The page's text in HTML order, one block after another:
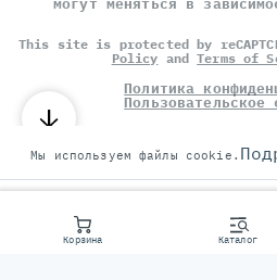
Корзина Каталог
This site is protected by
Policy andTerms of
Политика
Пользовательское
©СЕРВЕР МОЛЛ,
Мы используем файлы cookie.